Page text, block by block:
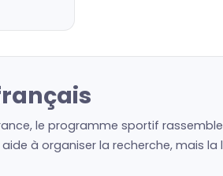
le programme sportif
à organiser la recherche, mais